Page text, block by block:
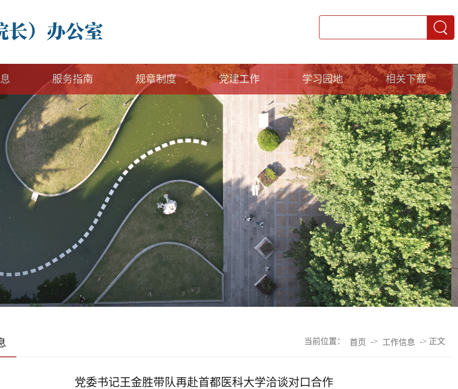
服务指南 规章制度 党建工作 学习园地 相关下载
当前位置： 首页 -> 工作信息 -> 正文
党委书记王金胜带队再赴首都医科大学洽谈对口合作